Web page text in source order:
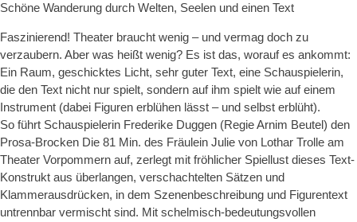
Schöne Wanderung durch Welten, Seelen und einen Text
Faszinierend! Theater braucht wenig – und vermag doch zu
verzaubern. Aber was heißt wenig? Es ist das, worauf es ankommt:
Ein Raum, geschicktes Licht, sehr guter Text, eine Schauspielerin,
die den Text nicht nur spielt, sondern auf ihm spielt wie auf einem
Instrument (dabei Figuren erblühen lässt – und selbst erblüht).
So führt Schauspielerin Frederike Duggen (Regie Arnim Beutel) den
Prosa-Brocken Die 81 Min. des Fräulein Julie von Lothar Trolle am
Theater Vorpommern auf, zerlegt mit fröhlicher Spiellust dieses Text-
Konstrukt aus überlangen, verschachtelten Sätzen und
Klammerausdrücken, in dem Szenenbeschreibung und Figurentext
untrennbar vermischt sind. Mit schelmisch-bedeutungsvollen